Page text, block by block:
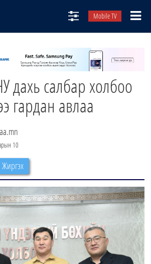
Mobile TV
дахь салбар холбоо
гардан авлаа
10
Жиргэх